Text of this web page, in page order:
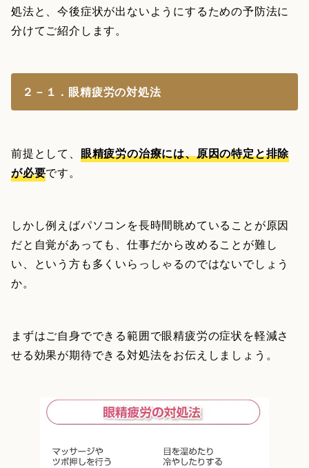
処法と、今後症状が出ないようにするための予防法に
分けてご紹介します。
２－１．眼精疲労の対処法
前提として、 眼精疲労の治療には、原因の特定と排除
が必要です。
しかし例えばパソコンを長時間眺めていることが原因
だと自覚があっても、仕事だから改めることが難し
い、という方も多くいらっしゃるのではないでしょう
か。
まずはご自身でできる範囲で眼精疲労の症状を軽減さ
せる効果が期待できる対処法をお伝えしましょう。